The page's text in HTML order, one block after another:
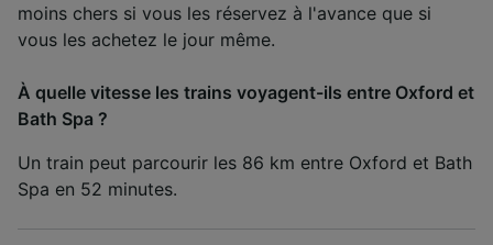
moins chers si vous les réservez à l'avance que si
vous les achetez le jour même.
À quelle vitesse les trains voyagent-ils entre Oxford et
Bath Spa ?
Un train peut parcourir les 86 km entre Oxford et Bath
Spa en 52 minutes.